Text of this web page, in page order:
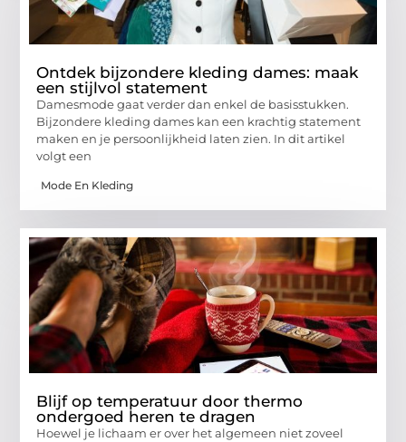
Ontdek bijzondere kleding dames: maak
een stijlvol statement
Damesmode gaat verder dan enkel de basisstukken.
Bijzondere kleding dames kan een krachtig statement
maken en je persoonlijkheid laten zien. In dit artikel
volgt een
Mode En Kleding
Blijf op temperatuur door thermo
ondergoed heren te dragen
Hoewel je lichaam er over het algemeen niet zoveel